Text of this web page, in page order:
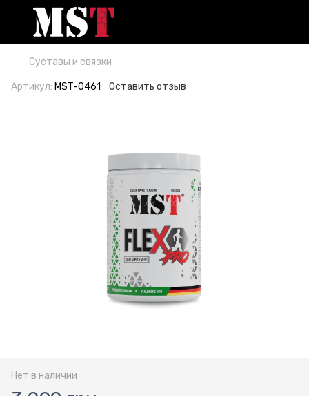
Суставы и связки
Артикул: MST-0461 Оставить отзыв
Нет в наличии